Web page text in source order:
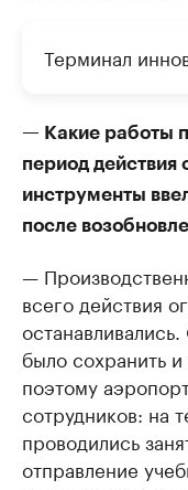
Терминал
— Какие работы
период действия
инструменты
после
—
всего действия
было сохранить и
поэтому
сотрудников: на
проводились
отправление